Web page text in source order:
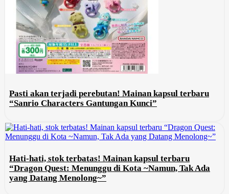
Pasti akan terjadi perebutan! Mainan kapsul terbaru
“Sanrio Characters Gantungan Kunci”
Hati-hati, stok terbatas! Mainan kapsul terbaru
“Dragon Quest: Menunggu di Kota ~Namun, Tak Ada
yang Datang Menolong~”